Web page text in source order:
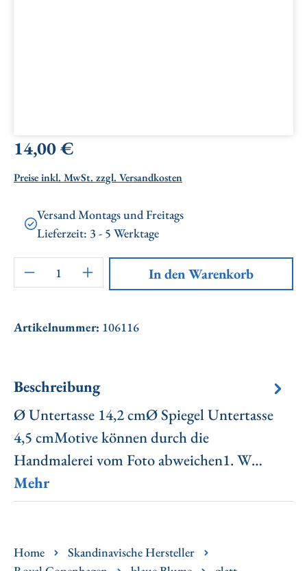
Regulärer Preis:
14,00 €
Preise inkl. MwSt. zzgl. Versandkosten
Versand Montags und Freitags
Lieferzeit: 3 - 5 Werktage
Artikel Anzahl: Gib den gewünschten
In den Warenkorb
Artikelnummer: 106116
Beschreibung
Ø Untertasse 14,2 cmØ Spiegel Untertasse
4,5 cmMotive können durch die
Handmalerei vom Foto abweichen1. W…
Mehr
Home
Skandinavische Hersteller